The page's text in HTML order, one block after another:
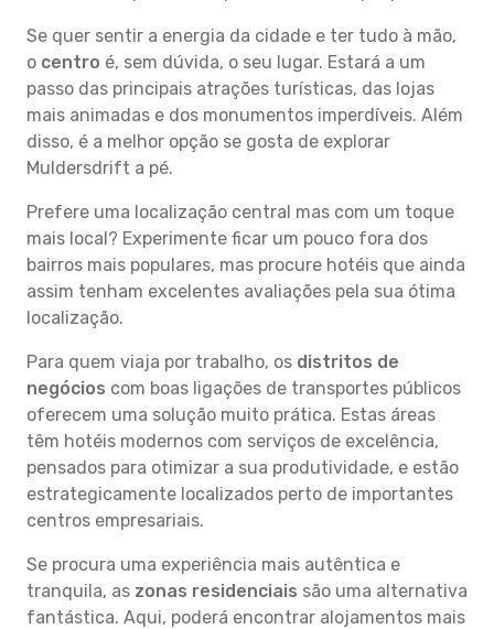
Se quer sentir a energia da cidade e ter tudo à mão,
o centro é, sem dúvida, o seu lugar. Estará a um
passo das principais atrações turísticas, das lojas
mais animadas e dos monumentos imperdíveis. Além
disso, é a melhor opção se gosta de explorar
Muldersdrift a pé.
Prefere uma localização central mas com um toque
mais local? Experimente ficar um pouco fora dos
bairros mais populares, mas procure hotéis que ainda
assim tenham excelentes avaliações pela sua ótima
localização.
Para quem viaja por trabalho, os distritos de
negócios com boas ligações de transportes públicos
oferecem uma solução muito prática. Estas áreas
têm hotéis modernos com serviços de excelência,
pensados para otimizar a sua produtividade, e estão
estrategicamente localizados perto de importantes
centros empresariais.
Se procura uma experiência mais autêntica e
tranquila, as zonas residenciais são uma alternativa
fantástica. Aqui, poderá encontrar alojamentos mais